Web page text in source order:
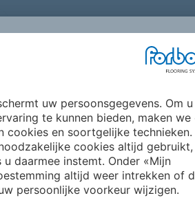
&
DUURZAAMHEID
CALCULATOR FAQ
uw persoonsgegevens. Om u
te kunnen bieden, maken we
cookies en soortgelijke technieken.
cookies altijd gebruikt,
daarmee instemt. Onder «Mijn
altijd weer intrekken of
persoonlijke voorkeur wijzigen.